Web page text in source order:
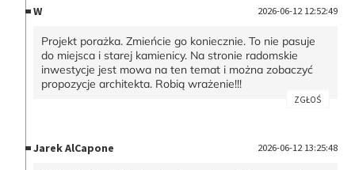
W 2026-06-12 12:52:49
Projekt porażka. Zmieńcie go koniecznie. To nie pasuje
do miejsca i starej kamienicy. Na stronie radomskie
inwestycje jest mowa na ten temat i można zobaczyć
propozycje architekta. Robią wrażenie!!!
ZGŁOŚ
Jarek AlCapone 2026-06-12 13:25:48